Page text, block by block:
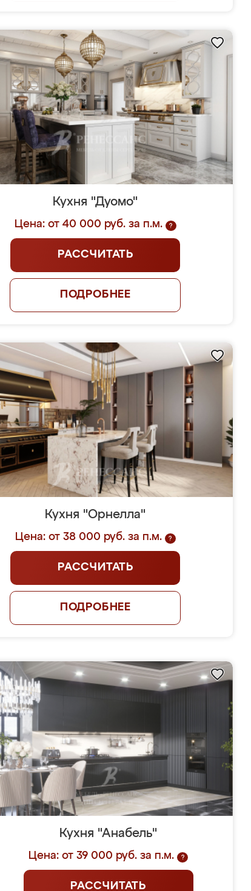
Кухня "Дуомо"
Цена: от 40 000 руб. за п.м. ?
РАССЧИТАТЬ
ПОДРОБНЕЕ
Кухня "Орнелла"
Цена: от 38 000 руб. за п.м. ?
РАССЧИТАТЬ
ПОДРОБНЕЕ
Кухня "Анабель"
Цена: от 39 000 руб. за п.м. ?
РАССЧИТАТЬ